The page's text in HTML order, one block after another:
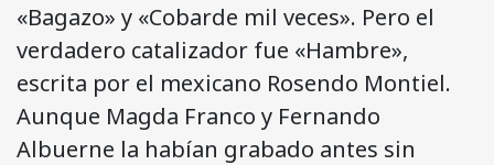
«Bagazo» y «Cobarde mil veces». Pero el
verdadero catalizador fue «Hambre»,
escrita por el mexicano Rosendo Montiel.
Aunque Magda Franco y Fernando
Albuerne la habían grabado antes sin